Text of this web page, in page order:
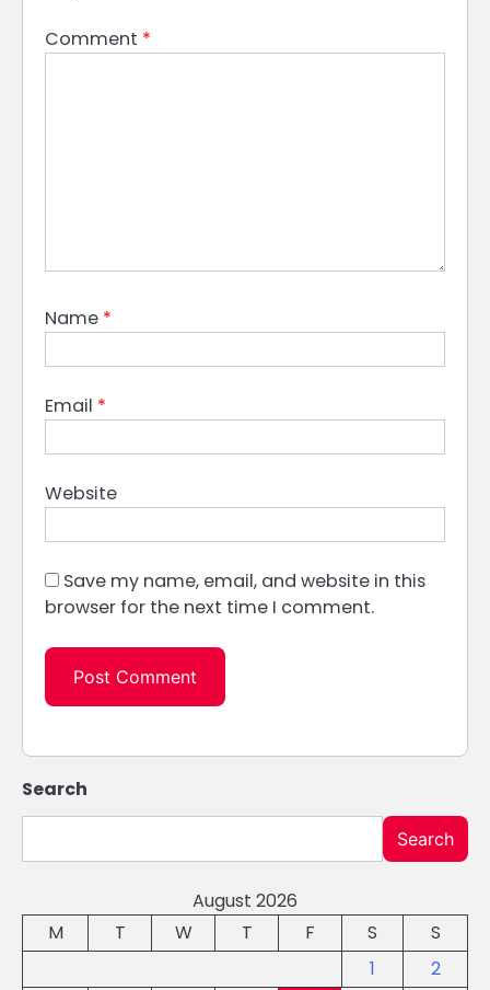
Comment *
Name *
Email *
Website
Save my name, email, and website in this
browser for the next time I comment.
Search
Search
August 2026
M
T W T F S
S
1
2